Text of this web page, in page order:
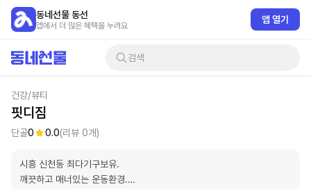
동네선물 동선
앱에서 더 많은 혜택을 누려요
앱 열기
검색
건강/뷰티
핏디짐
단골0 0.0(리뷰 0개)
시흥 신천동 최다기구보유.
깨끗하고 매너있는 운동환경.